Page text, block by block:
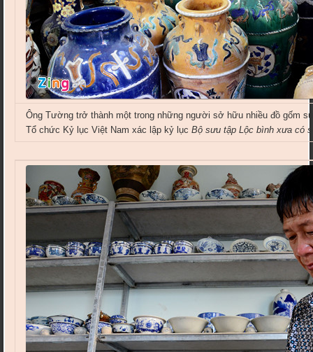
Ông Tường trở thành một trong những người sở hữu nhiều đồ gốm
Tổ chức Kỷ lục Việt Nam xác lập kỷ lụcBộ sưu tập Lộc bình xưa có